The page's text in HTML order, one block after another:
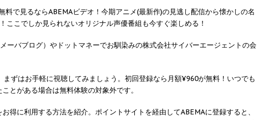
料で見るならABEMAビデオ！今期アニメ(最新作)の見逃し配信から懐かしの名
ここでしか見られないオリジナル声優番組も今すぐ楽しめる！
ーバブログ）やドットマネーでお馴染みの株式会社サイバーエージェントの会
まずはお手軽に視聴してみましょう。初回登録なら月額¥960が無料！いつでも
とがある場合は無料体験の対象外です。
得に利用する方法を紹介。ポイントサイトを経由してABEMAに登録すると、